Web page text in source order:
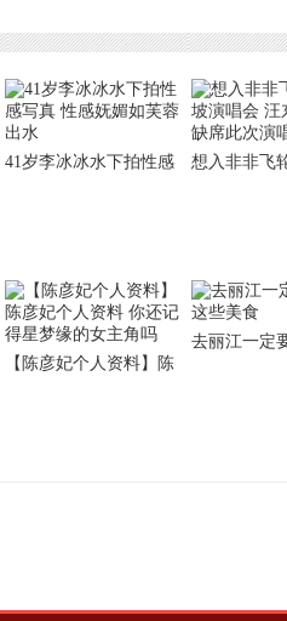
41岁李冰冰水下拍性感
想入非非飞
【陈彦妃个人资料】陈
去丽江一定